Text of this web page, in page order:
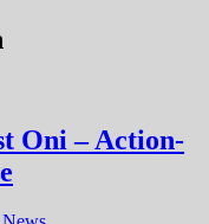
Oni – Action-